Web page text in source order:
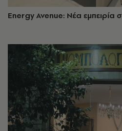
Energy Avenue: Νέα εμπειρία